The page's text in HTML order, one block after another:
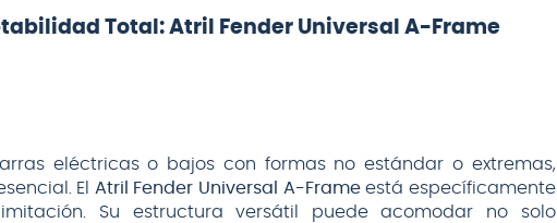
Total: Atril Fender Universal A-Frame
eléctricas o bajos con formas no estándar o extremas,
El Atril Fender Universal A-Frameestá específicamente
Su estructura versátil puede acomodar no solo